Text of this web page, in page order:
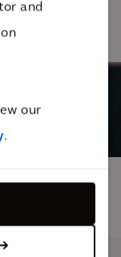
and
our
.